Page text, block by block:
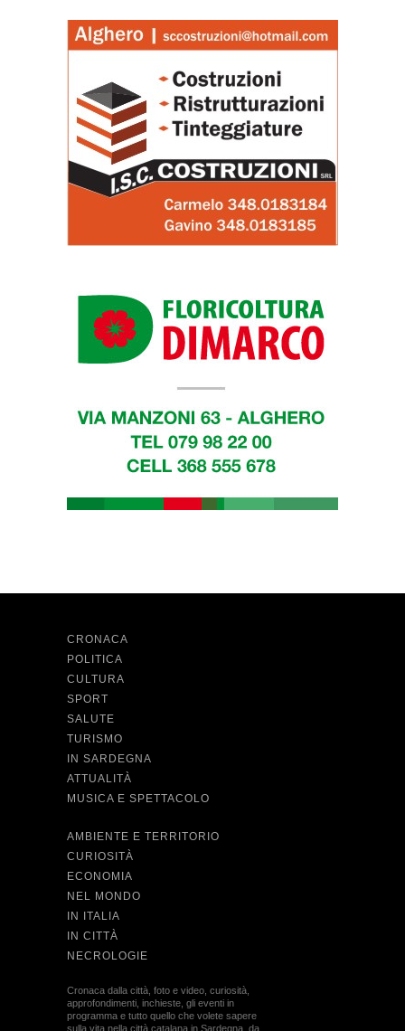
CRONACA
POLITICA
CULTURA
SPORT
SALUTE
TURISMO
IN SARDEGNA
ATTUALITÀ
MUSICA E SPETTACOLO
AMBIENTE E TERRITORIO
CURIOSITÀ
ECONOMIA
NEL MONDO
IN ITALIA
IN CITTÀ
NECROLOGIE
Cronaca dalla città, foto e video, curiosità,
approfondimenti, inchieste, gli eventi in
programma e tutto quello che volete sapere
sulla vita nella città catalana in Sardegna, da